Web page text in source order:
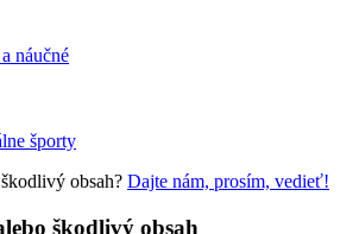
náučné
športy
obsah? Dajte nám, prosím, vedieť!
škodlivý obsah